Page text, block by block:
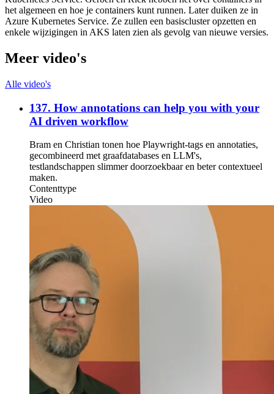
het algemeen en hoe je containers kunt runnen. Later duiken ze in
Azure Kubernetes Service. Ze zullen een basiscluster opzetten en
enkele wijzigingen in AKS laten zien als gevolg van nieuwe versies.
Meer video's
Alle video's
137. How annotations can help you with your
AI driven workflow
Bram en Christian tonen hoe Playwright-tags en annotaties,
gecombineerd met graafdatabases en LLM's,
testlandschappen slimmer doorzoekbaar en beter contextueel
maken.
Contenttype
Video